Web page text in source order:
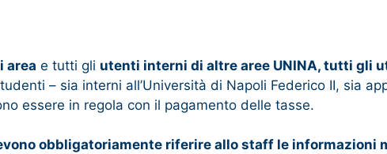
area e tutti gli utenti interni di altre aree UNINA, tutti gli
– sia interni all’Università di Napoli Federico II, sia
essere in regola con il pagamento delle tasse.
obbligatoriamente riferire allo staff le informazioni